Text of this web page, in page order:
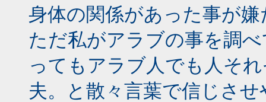
身体の関係があった事が
ただ私がアラブの事を調
ってもアラブ人でも人そ
夫。と散々言葉で信じさ